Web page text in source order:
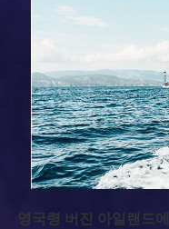
영국령 버진 아일랜드